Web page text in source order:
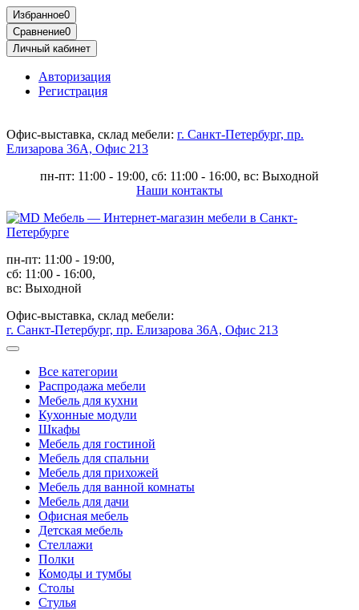
Избранное0
Сравнение0
Личный кабинет
Авторизация
Регистрация
Офис-выставка, склад мебели: г. Санкт-Петербург, пр.
Елизарова 36А, Офис 213
пн-пт: 11:00 - 19:00, сб: 11:00 - 16:00, вс: Выходной
Наши контакты
пн-пт: 11:00 - 19:00,
сб: 11:00 - 16:00,
вс: Выходной
Офис-выставка, склад мебели:
г. Санкт-Петербург, пр. Елизарова 36А, Офис 213
Все категории
Распродажа мебели
Мебель для кухни
Кухонные модули
Шкафы
Мебель для гостиной
Мебель для спальни
Мебель для прихожей
Мебель для ванной комнаты
Мебель для дачи
Офисная мебель
Детская мебель
Стеллажи
Полки
Комоды и тумбы
Столы
Стулья